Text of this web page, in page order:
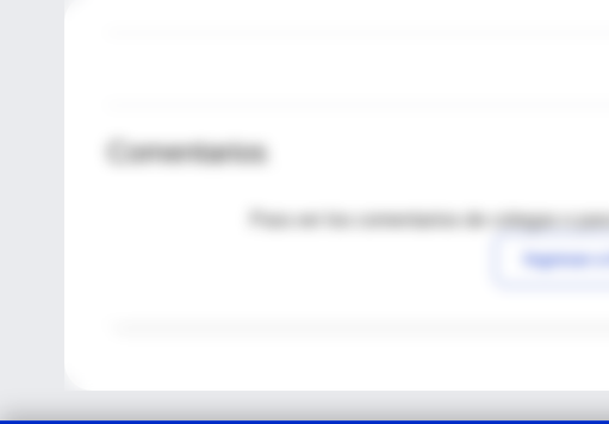
Comentarios
Para ver los comentarios de colegas o
Ingresar